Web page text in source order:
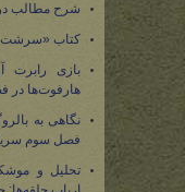
شرح مطالب
کتاب «سرشت
بازی رابرت
هارفوت‌ها در
نگاهی به
فصل سوم
تحلیل و